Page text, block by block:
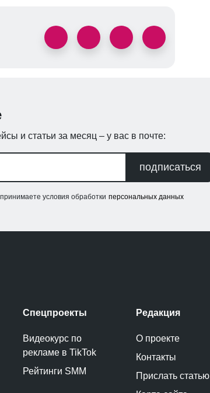
и статьи за месяц – у вас в почте:
подписаться
условия обработки персональных данных
Спецпроекты
Видеокурс по
рекламе в TikTok
Рейтинги SMM
Редакция
О проекте
Контакты
Прислать статью